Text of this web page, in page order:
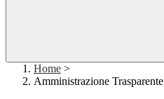
Home >
Amministrazione Trasparente